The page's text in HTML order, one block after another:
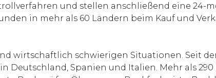
und stellen anschließend eine 24-
in mehr als 60 Ländern beim Kauf und
wirtschaftlich schwierigen Situationen. Seit
Spanien und Italien. Mehr als